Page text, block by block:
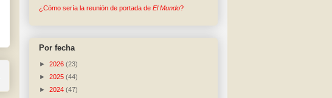
¿Cómo sería la reunión de portada de El Mundo?
Por fecha
► 2026 (23)
► 2025 (44)
► 2024 (47)